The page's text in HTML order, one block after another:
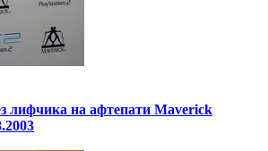
лифчика на афтепати Maverick